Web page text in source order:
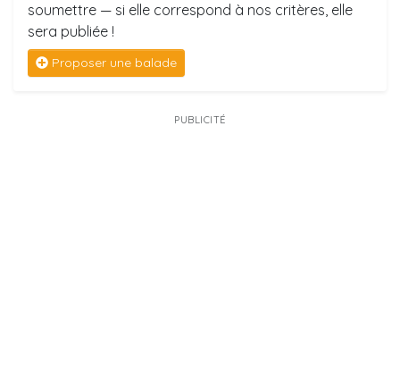
soumettre — si elle correspond à nos critères, elle
sera publiée !
Proposer une balade
PUBLICITÉ